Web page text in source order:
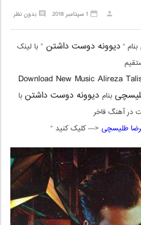
بدون نظر 1 سپتامبر 2018
بنام “دیوونه دوست داشتن ” با لینک
Download New Music Alireza
بنام دیوونه دوست داشتنبا
در آهنگ فاخر
طلیسچی <— کلیک کنید “